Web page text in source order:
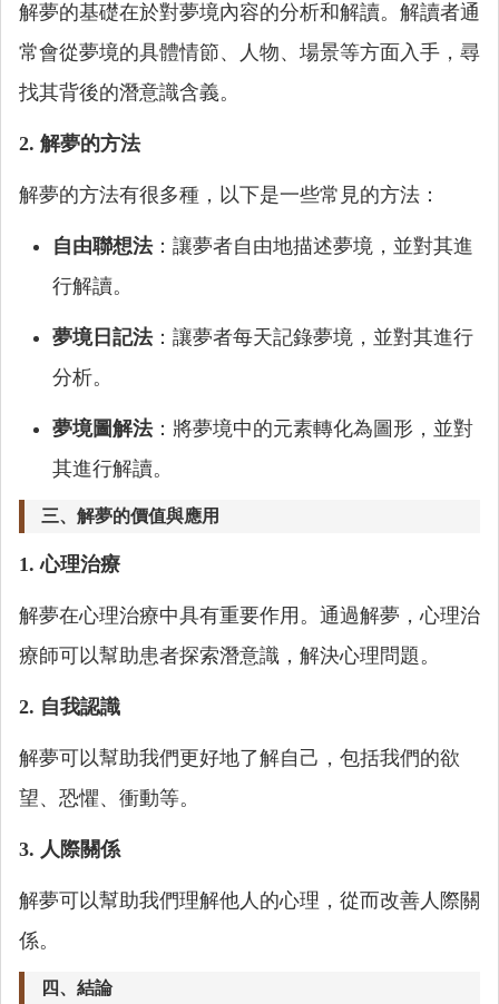
解夢的基礎在於對夢境內容的分析和解讀。解讀者通
常會從夢境的具體情節、人物、場景等方面入手，尋
找其背後的潛意識含義。
2. 解夢的方法
解夢的方法有很多種，以下是一些常見的方法：
自由聯想法：讓夢者自由地描述夢境，並對其進
行解讀。
夢境日記法：讓夢者每天記錄夢境，並對其進行
分析。
夢境圖解法：將夢境中的元素轉化為圖形，並對
其進行解讀。
三、解夢的價值與應用
1. 心理治療
解夢在心理治療中具有重要作用。通過解夢，心理治
療師可以幫助患者探索潛意識，解決心理問題。
2. 自我認識
解夢可以幫助我們更好地了解自己，包括我們的欲
望、恐懼、衝動等。
3. 人際關係
解夢可以幫助我們理解他人的心理，從而改善人際關
係。
四、結論